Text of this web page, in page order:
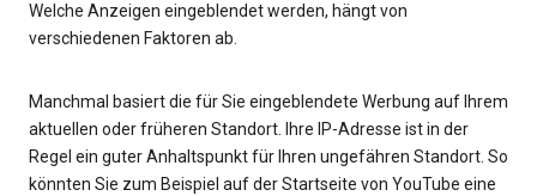
Welche Anzeigen eingeblendet werden, hängt von
verschiedenen Faktoren ab.
Manchmal basiert die für Sie eingeblendete Werbung auf Ihrem
aktuellen oder früheren Standort. Ihre IP-Adresse ist in der
Regel ein guter Anhaltspunkt für Ihren ungefähren Standort. So
könnten Sie zum Beispiel auf der Startseite von YouTube eine